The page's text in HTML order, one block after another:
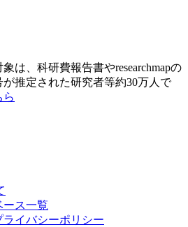
は、科研費報告書やresearchmapの
推定された研究者等約30万人で
ース一覧
イバシーポリシー